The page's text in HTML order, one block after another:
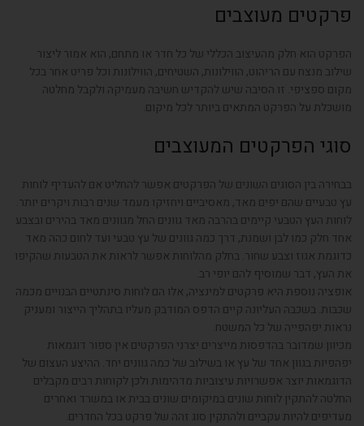
פרקטים מעוצבים
הפרקט הוא חלק מהעיצוב הכללי של כל חדר או מתחם, הוא אמור ליצור
שילוב מנצח עם הריהוט, הווילונות, השטיחים, הווילונות וכל פריט אחר בכל
מקום ספציפי. זו הסיבה שיש להקדיש חשיבה מעמיקה ולקבל מחלטה
מושכלת על הפרקט המתאים ביותר לכל מיקום.
סוגי הפרקטים המעוצבים
בבחירה בין הסוגים השונים של הפרקטים אפשר להחליט אם להעדיף לוחות
עץ טבעיים שהם יפים מאד, מאסיביים ויחזיקו מעמד שנים רבות ויקרים יותר.
לוחות העץ הטבעי קיימים בהרבה מאד גוונים החל מגוונים מאד בהירים ובצבע
אחד חלק כמו לבן ושמנת, דרך כמה גוונים של עץ טבעי ועד לחום כהה מאד
כדוגמת אגוז וצבע שחור. בחלק מהלוחות אפשר לראות את הטבעות שהקיפו
את העץ, דבר שמוסיף להם יופי רב.
אופציה נוספת היא פרקטים למינציה, אלו הם לוחות סינתטיים הבנויים מכמה
שכבות. בשכבה העליונה קיים הדפס המודבק מעליו בתהליך הייצור ומעניק
נראות יפהפייה של כל המשטח.
מכיוון שמדובר בהדפסות מייצרים יצרני הפרקטים אין ספור דוגמאות
יפהפיות בגוון אחד של עץ או בשילוב של כמה גוונים יחד. ההיצע העצום של
הדוגמאות יוצר אפשרויות עיצוביות מדהימות ולכן לקוחות רבים מקבלים
החלטה להתקין לוחות שונים במיקומים שונים בבית או במשרד ואחרים
מעדיפים להיות עקביים ולהתקין סוג זהה של פרקט בכל החדרים.